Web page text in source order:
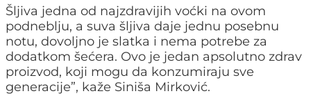
Šljiva jedna od najzdravijih voćki na ovom
podneblju, a suva šljiva daje jednu posebnu
notu, dovoljno je slatka i nema potrebe za
dodatkom šećera. Ovo je jedan apsolutno zdrav
proizvod, koji mogu da konzumiraju sve
generacije”, kaže Siniša Mirković.